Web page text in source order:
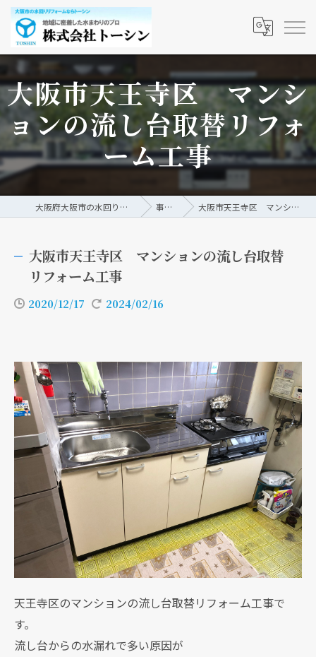
大阪市天王寺区 マンシ
ョンの流し台取替リフォ
ーム工事
大阪府大阪市の水回りリフォームなら株式会社トーシン 事例/ブログ 大阪市天王寺区 マンションの流し台取替リフォーム工事
大阪市天王寺区 マンションの流し台取替
リフォーム工事
2020/12/17 2024/02/16
天王寺区のマンションの流し台取替リフォーム工事で
す。
流し台からの水漏れで多い原因が